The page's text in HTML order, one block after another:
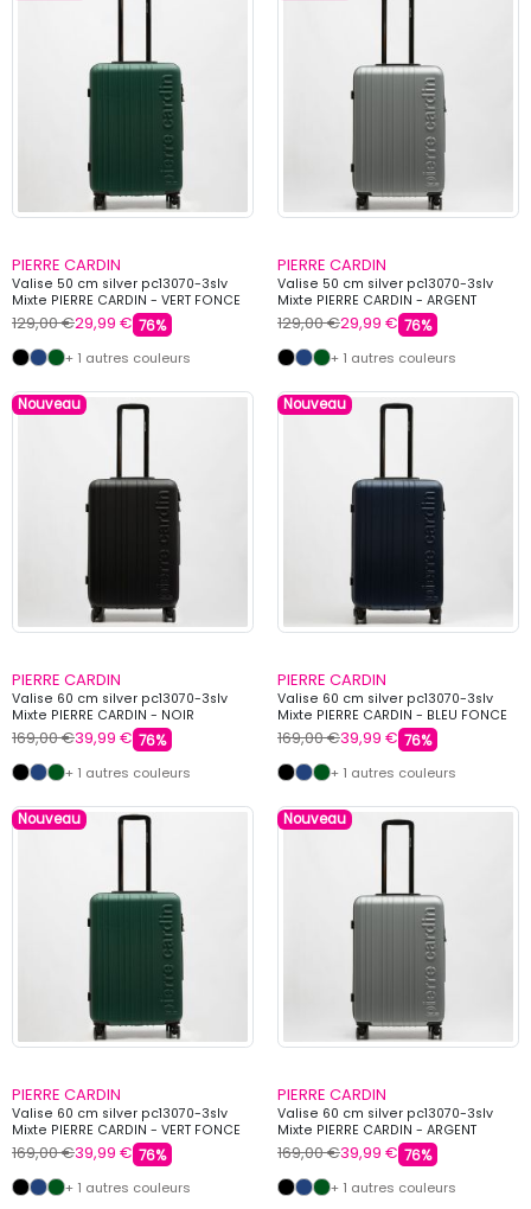
PIERRE CARDIN
Valise 50 cm silver pc13070-3slv
Mixte PIERRE CARDIN - VERT FONCE
129,00 €29,99 € 76%
+ 1 autres couleurs
PIERRE CARDIN
Valise 50 cm silver pc13070-3slv
Mixte PIERRE CARDIN - ARGENT
129,00 €29,99 € 76%
+ 1 autres couleurs
Nouveau
PIERRE CARDIN
Valise 60 cm silver pc13070-3slv
Mixte PIERRE CARDIN - NOIR
169,00 €39,99 € 76%
+ 1 autres couleurs
Nouveau
PIERRE CARDIN
Valise 60 cm silver pc13070-3slv
Mixte PIERRE CARDIN - BLEU FONCE
169,00 €39,99 € 76%
+ 1 autres couleurs
Nouveau
PIERRE CARDIN
Valise 60 cm silver pc13070-3slv
Mixte PIERRE CARDIN - VERT FONCE
169,00 €39,99 € 76%
+ 1 autres couleurs
Nouveau
PIERRE CARDIN
Valise 60 cm silver pc13070-3slv
Mixte PIERRE CARDIN - ARGENT
169,00 €39,99 € 76%
+ 1 autres couleurs